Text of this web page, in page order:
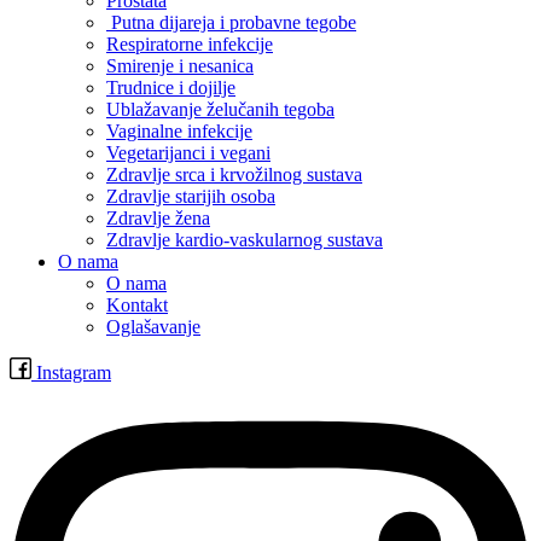
Putna dijareja i probavne tegobe
Respiratorne infekcije
Smirenje i nesanica
Trudnice i dojilje
Ublažavanje želučanih tegoba
Vaginalne infekcije
Vegetarijanci i vegani
Zdravlje srca i krvožilnog sustava
Zdravlje starijih osoba
Zdravlje žena
Zdravlje kardio-vaskularnog sustava
O nama
O nama
Kontakt
Oglašavanje
Instagram